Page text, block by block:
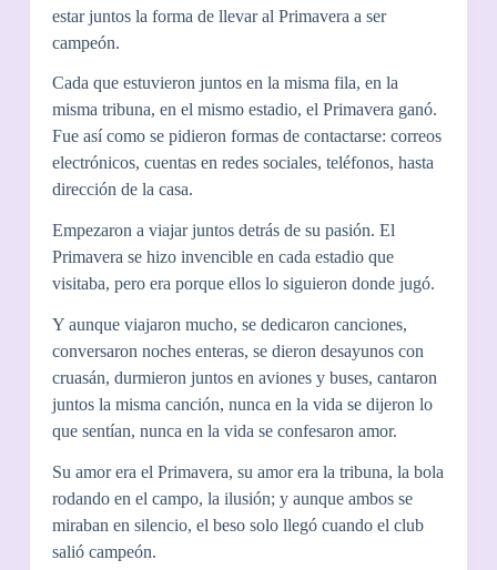
estar juntos la forma de llevar al Primavera a ser
campeón.
Cada que estuvieron juntos en la misma fila, en la
misma tribuna, en el mismo estadio, el Primavera ganó.
Fue así como se pidieron formas de contactarse: correos
electrónicos, cuentas en redes sociales, teléfonos, hasta
dirección de la casa.
Empezaron a viajar juntos detrás de su pasión. El
Primavera se hizo invencible en cada estadio que
visitaba, pero era porque ellos lo siguieron donde jugó.
Y aunque viajaron mucho, se dedicaron canciones,
conversaron noches enteras, se dieron desayunos con
cruasán, durmieron juntos en aviones y buses, cantaron
juntos la misma canción, nunca en la vida se dijeron lo
que sentían, nunca en la vida se confesaron amor.
Su amor era el Primavera, su amor era la tribuna, la bola
rodando en el campo, la ilusión; y aunque ambos se
miraban en silencio, el beso solo llegó cuando el club
salió campeón.